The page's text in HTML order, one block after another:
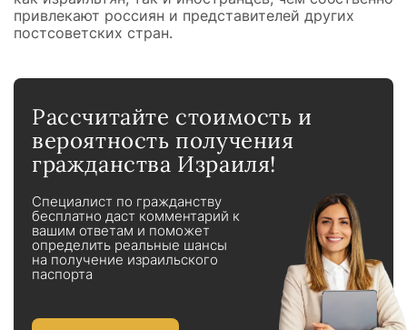
привлекают россиян и представителей других
постсоветских стран.
Рассчитайте стоимость и
вероятность получения
гражданства Израиля!
Специалист по гражданству
бесплатно даст комментарий к
вашим ответам и поможет
определить реальные шансы
на получение израильского
паспорта